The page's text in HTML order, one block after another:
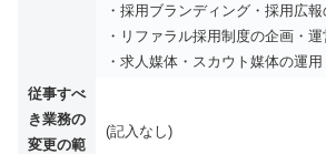
・採用ブランディング・採用広
・リファラル採用制度の企画・
・求人媒体・スカウト媒体の運用
従事すべ
き業務の
変更の範
(記入なし)